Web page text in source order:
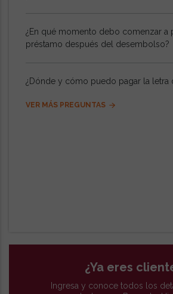
¿En qué momento debo comenzar a
préstamo después del desembolso?
¿Dónde y cómo puedo pagar la letra
VER MÁS PREGUNTAS
¿Ya eres
Ingresa y conoce todos los